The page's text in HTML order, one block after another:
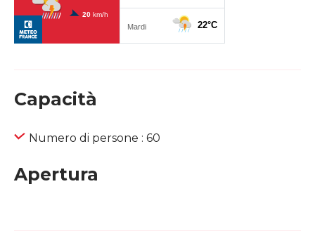
Capacità
Numero di persone : 60
Apertura